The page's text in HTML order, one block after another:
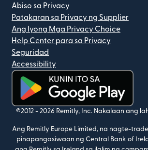
Abiso sa Privacy
Patakaran sa Privacy ng Supplier
Ang Iyong Mga Privacy Choice
Help Center para sa Privacy
Seguridad
Accessibility
(bubukas sa bagong window)
©2012 - 2026 Remitly, Inc. Nakalaan ang
Ang Remitly Europe Limited, na nagte-
pinapangasiwaan ng Central Bank of